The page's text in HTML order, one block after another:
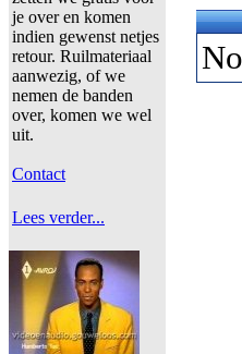
je over en komen
indien gewenst netjes
retour. Ruilmateriaal
aanwezig, of we
nemen de banden
over, komen we wel
uit.
Contact
Lees verder...